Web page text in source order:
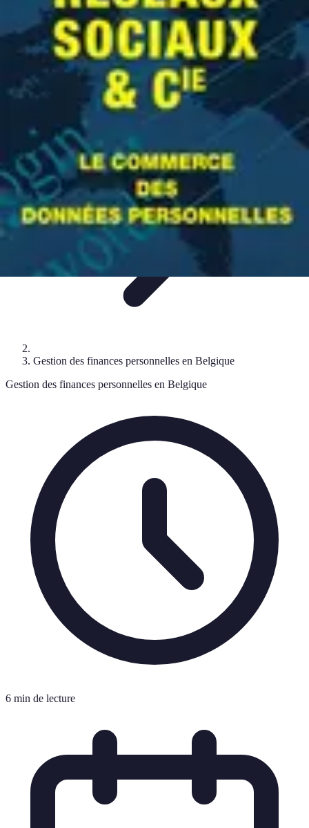
Mes Finances BE
Technologie et FinancesGestion des DettesBudgétisationGestion
FinancièreGestion de Crédit
Mes Finances BE
Gestion des finances personnelles en Belgique
Gestion des finances personnelles en Belgique
6 min de lecture